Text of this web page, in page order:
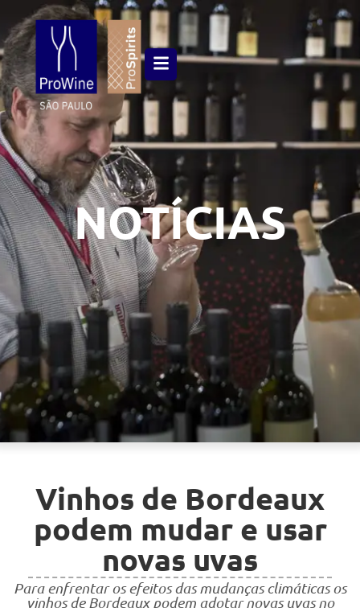
NOTÍCIAS
Vinhos de Bordeaux
podem mudar e usar
novas uvas
Para enfrentar os efeitos das mudanças climáticas os
vinhos de Bordeaux podem adotar novas uvas no